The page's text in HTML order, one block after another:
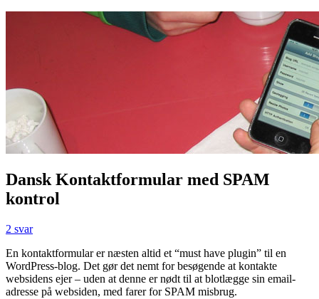
Dansk Kontaktformular med SPAM
kontrol
2 svar
En kontaktformular er næsten altid et “must have plugin” til en
WordPress-blog. Det gør det nemt for besøgende at kontakte
websidens ejer – uden at denne er nødt til at blotlægge sin email-
adresse på websiden, med farer for SPAM misbrug.